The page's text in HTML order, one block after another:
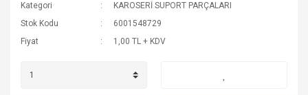
Kategori
KAROSERİ SUPORT PARÇALARI
Stok Kodu
6001548729
Fiyat
1,00 TL + KDV